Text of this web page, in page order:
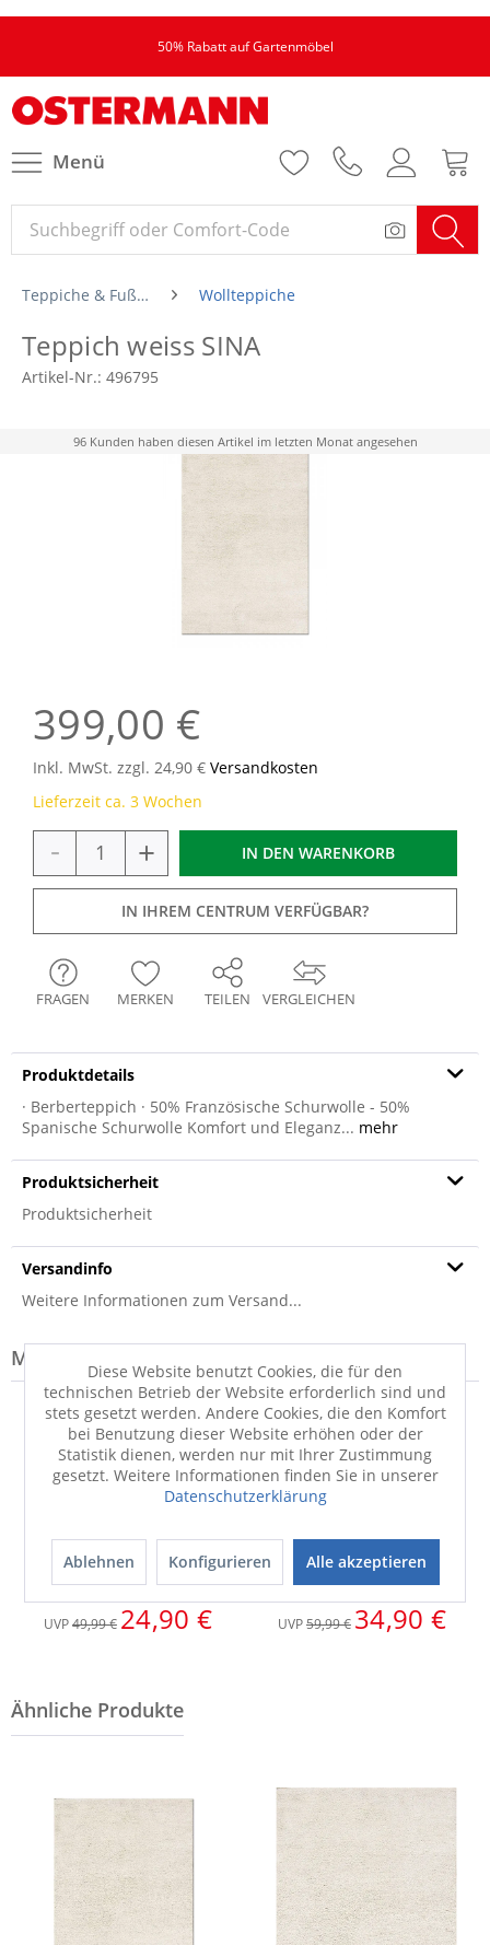
50% Rabatt auf Gartenmöbel
Menü
Teppiche & Fußmatten Wollteppiche
Teppich weiss SINA
Artikel-Nr.: 496795
96 Kunden haben diesen Artikel im letzten Monat angesehen
399,00 €
Inkl. MwSt. zzgl. 24,90 € Versandkosten
Lieferzeit ca. 3 Wochen
- + IN DEN WARENKORB
IN IHREM CENTRUM VERFÜGBAR?
VERGLEICHEN
FRAGEN MERKEN TEILEN
Produktdetails
· Berberteppich · 50% Französische Schurwolle - 50%
Spanische Schurwolle Komfort und Eleganz... mehr
Produktsicherheit
Produktsicherheit
Versandinfo
Weitere Informationen zum Versand...
Modell-Familie: SINA
Bettwäsche
SINA Satin
UVP49,99 € 24,90 €
Bettwäsche
SINA Satin
UVP59,99 € 34,90 €
Diese Website benutzt Cookies, die für den
technischen Betrieb der Website erforderlich sind und
stets gesetzt werden. Andere Cookies, die den Komfort
bei Benutzung dieser Website erhöhen oder der
Statistik dienen, werden nur mit Ihrer Zustimmung
gesetzt. Weitere Informationen finden Sie in unserer
Datenschutzerklärung
Ablehnen Konfigurieren Alle akzeptieren